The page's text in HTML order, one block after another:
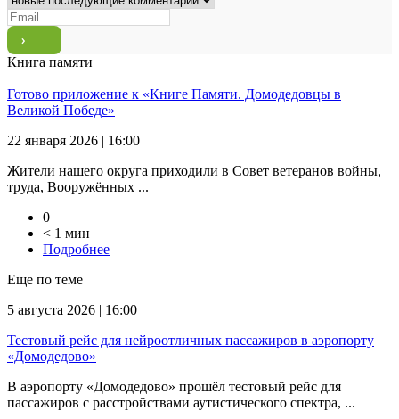
Книга памяти
Готово приложение к «Книге Памяти. Домодедовцы в
Великой Победе»
22 января 2026 | 16:00
Жители нашего округа приходили в Совет ветеранов войны,
труда, Вооружённых ...
0
< 1 мин
Подробнее
Еще по теме
5 августа 2026 | 16:00
Тестовый рейс для нейроотличных пассажиров в аэропорту
«Домодедово»
В аэропорту «Домодедово» прошёл тестовый рейс для
пассажиров с расстройствами аутистического спектра, ...